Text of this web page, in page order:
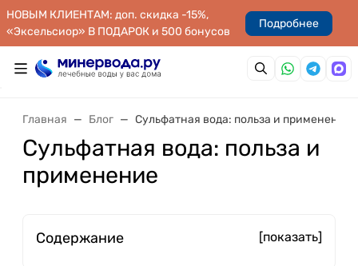
НОВЫМ КЛИЕНТАМ: доп. скидка -15%,
«Эксельсиор» В ПОДАРОК и 500 бонусов
Подробнее
Главная Блог Сульфатная вода: польза и применение
Сульфатная вода: польза и
применение
Содержание [показать]